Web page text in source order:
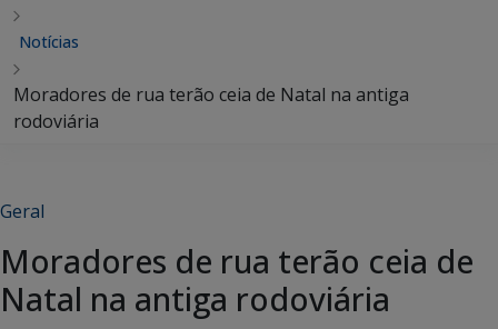
Notícias
Moradores de rua terão ceia de Natal na antiga
rodoviária
Geral
Moradores de rua terão ceia de
Natal na antiga rodoviária